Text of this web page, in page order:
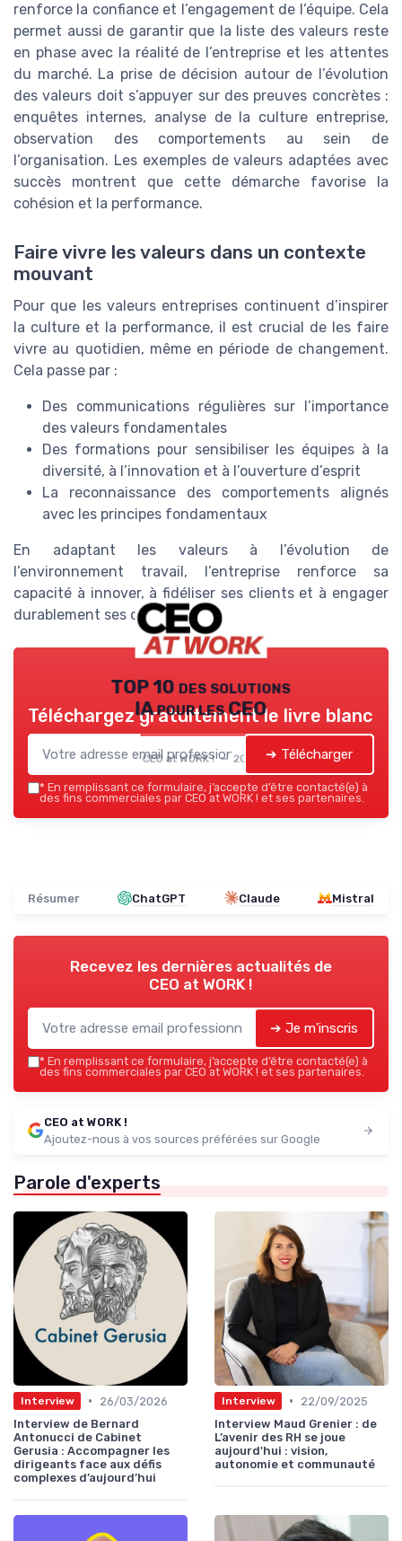
renforce la confiance et l’engagement de l’équipe. Cela
permet aussi de garantir que la liste des valeurs reste
en phase avec la réalité de l’entreprise et les attentes
du marché. La prise de décision autour de l’évolution
des valeurs doit s’appuyer sur des preuves concrètes :
enquêtes internes, analyse de la culture entreprise,
observation des comportements au sein de
l’organisation. Les exemples de valeurs adaptées avec
succès montrent que cette démarche favorise la
cohésion et la performance.
Faire vivre les valeurs dans un contexte
mouvant
Pour que les valeurs entreprises continuent d’inspirer
la culture et la performance, il est crucial de les faire
vivre au quotidien, même en période de changement.
Cela passe par :
Des communications régulières sur l’importance
des valeurs fondamentales
Des formations pour sensibiliser les équipes à la
diversité, à l’innovation et à l’ouverture d’esprit
La reconnaissance des comportements alignés
avec les principes fondamentaux
En adaptant les valeurs à l’évolution de
l’environnement travail, l’entreprise renforce sa
capacité à innover, à fidéliser ses clients et à engager
durablement ses collaborateurs.
TOP 10 des solutions
IA pour les CEO
CEO at WORK ! — 2026
Téléchargez gratuitement le livre blanc
➔ Télécharger
* En remplissant ce formulaire, j’accepte d’être contacté(e) à
des fins commerciales par CEO at WORK ! et ses partenaires.
Résumer ChatGPT Claude Mistral
Recevez les dernières actualités de
CEO at WORK !
➔ Je m'inscris
* En remplissant ce formulaire, j’accepte d’être contacté(e) à
des fins commerciales par CEO at WORK ! et ses partenaires.
CEO at WORK !
Ajoutez-nous à vos sources préférées sur Google
Parole d'experts
Interview •
26/03/2026
Interview de Bernard
Antonucci de Cabinet
Gerusia : Accompagner les
dirigeants face aux défis
complexes d’aujourd’hui
Interview •
22/09/2025
Interview Maud Grenier : de
L’avenir des RH se joue
aujourd'hui : vision,
autonomie et communauté